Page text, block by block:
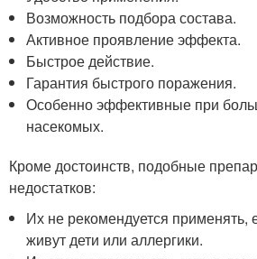
Возможность подбора состава.
Активное проявление эффекта.
Быстрое действие.
Гарантия быстрого поражения.
Особенно эффективные при
насекомых.
Кроме достоинств, подобные
недостатков:
Их не рекомендуется применять,
живут дети или аллергики.